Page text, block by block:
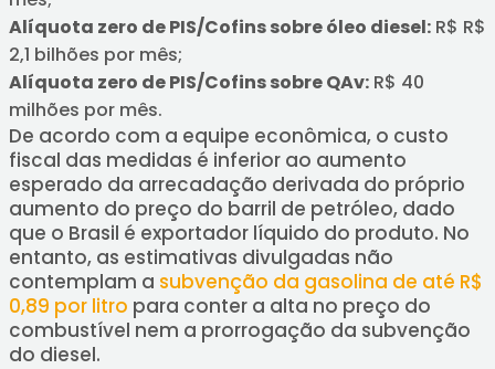
Alíquota zero de PIS/Cofins sobre óleo diesel:R$ R$
2,1 bilhões por mês;
Alíquota zero de PIS/Cofins sobre QAv:R$ 40
milhões por mês.
De acordo com a equipe econômica, o custo
fiscal das medidas é inferior ao aumento
esperado da arrecadação derivada do próprio
aumento do preço do barril de petróleo, dado
que o Brasil é exportador líquido do produto. No
entanto, as estimativas divulgadas não
contemplam a subvenção da gasolina de até R$
0,89 por litro para conter a alta no preço do
combustível nem a prorrogação da subvenção
do diesel.